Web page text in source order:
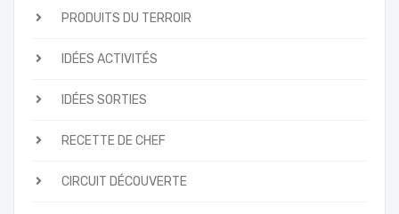
PRODUITS DU TERROIR
IDÉES ACTIVITÉS
IDÉES SORTIES
RECETTE DE CHEF
CIRCUIT DÉCOUVERTE